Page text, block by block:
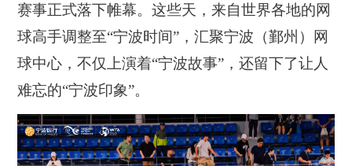
赛事正式落下帷幕。这些天，来自世界各地的网
球高手调整至“宁波时间”，汇聚宁波（鄞州）网
球中心，不仅上演着“宁波故事”，还留下了让人
难忘的“宁波印象”。